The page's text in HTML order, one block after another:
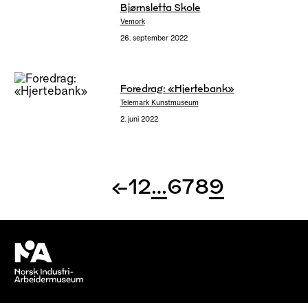
Bjørnsletta Skole
Vemork
26. september 2022
Foredrag: «Hjertebank»
Telemark Kunstmuseum
2. juni 2022
←12…6789